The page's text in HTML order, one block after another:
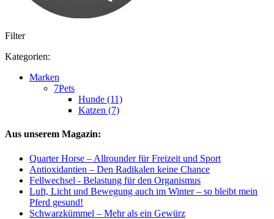
Filter
Kategorien:
Marken
7Pets
Hunde (11)
Katzen (7)
Aus unserem Magazin:
Quarter Horse – Allrounder für Freizeit und Sport
Antioxidantien – Den Radikalen keine Chance
Fellwechsel - Belastung für den Organismus
Luft, Licht und Bewegung auch im Winter – so bleibt mein
Pferd gesund!
Schwarzkümmel – Mehr als ein Gewürz